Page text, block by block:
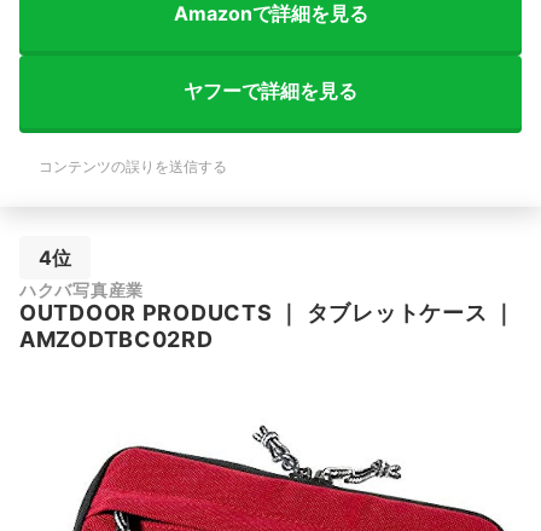
Amazonで詳細を見る
ヤフーで詳細を見る
コンテンツの誤りを送信する
4位
ハクバ写真産業
OUTDOOR PRODUCTS ｜ タブレットケース ｜
AMZODTBC02RD